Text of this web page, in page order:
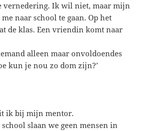
vernedering. Ik wil niet, maar mijn
naar school te gaan. Op het
de klas. Een vriendin komt naar
alleen maar onvoldoendes
kun je nou zo dom zijn?’
ik bij mijn mentor.
school slaan we geen mensen in